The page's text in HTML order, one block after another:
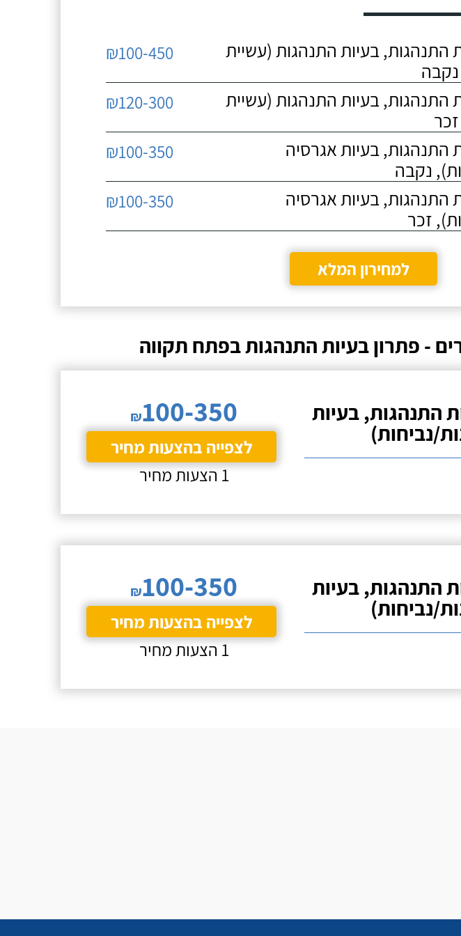
התנהגות, בעיות התנהגות (עשיית
₪100-450
התנהגות, בעיות התנהגות (עשיית
₪120-300
התנהגות, בעיות אגרסיה
נקבה
₪100-350
התנהגות, בעיות אגרסיה
זכר
₪100-350
למחירון המלא
- פתרון בעיות התנהגות בפתח תקווה
התנהגות, בעיות
נביחות)
₪100-350
לצפייה בהצעות מחיר
1 הצעות מחיר
התנהגות, בעיות
נביחות)
₪100-350
לצפייה בהצעות מחיר
1 הצעות מחיר